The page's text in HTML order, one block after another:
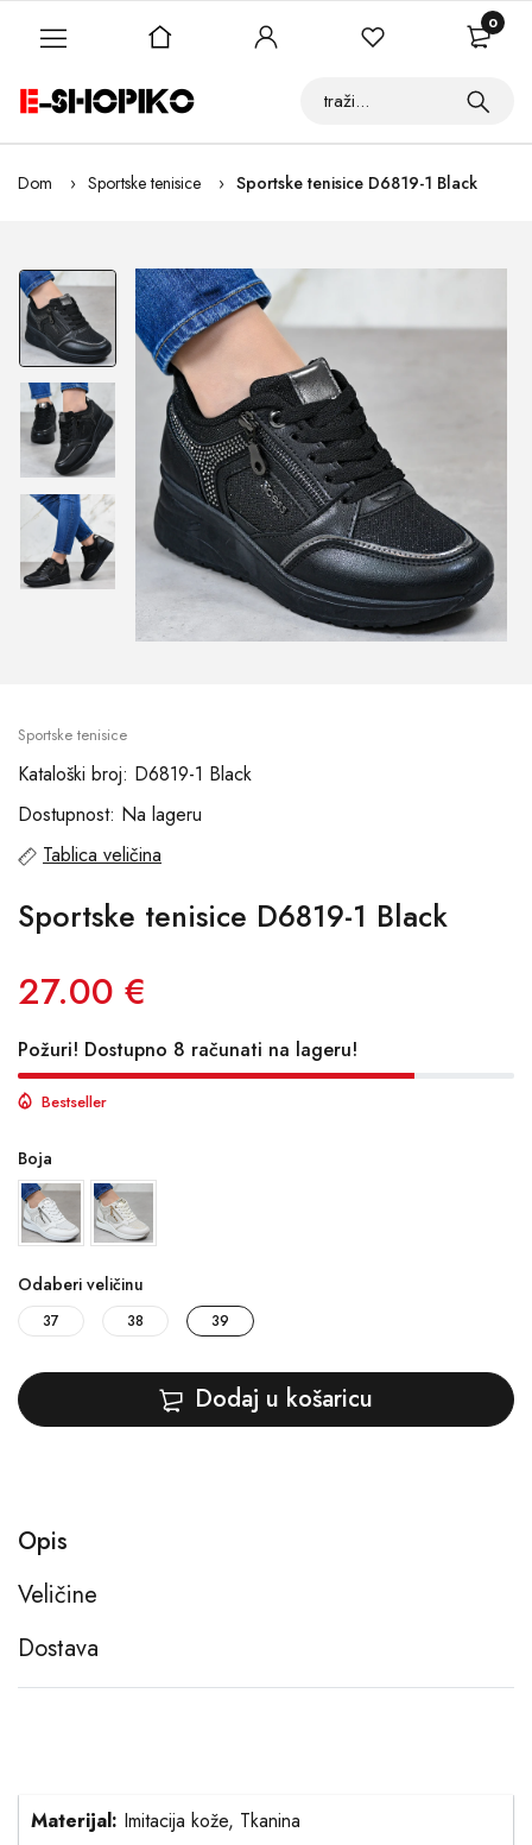
Dom Sportske tenisice Sportske tenisice D6819-1 Black
Sportske tenisice
Kataloški broj: D6819-1 Black
Dostupnost: Na lageru
Tablica veličina
Sportske tenisice D6819-1 Black
27.00 €
Požuri! Dostupno 8 računati na lageru!
Bestseller
Boja
Odaberi veličinu
37 38 39
Dodaj u košaricu
Opis
Veličine
Dostava
Materijal: Imitacija kože, Tkanina
0